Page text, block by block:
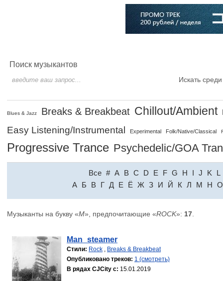
Поиск музыкантов
Искать
Blues & Jazz Breaks & Breakbeat Chillout/Ambient
Easy Listening/Instrumental Experimental Folk/Native/Classical
Progressive Trance Psychedelic/GOA
Все # A B C D E F G H I J K
L
A Б В Г Д Е Ё Ж З И Й К Л М Н О
Музыканты на букву «M», предпочитающие «ROCK»: 17
Man_steamer
Стили: Rock , Breaks & Breakbeat
Опубликовано треков: 1 (смотреть)
В рядах CJCity с: 15.01.2019